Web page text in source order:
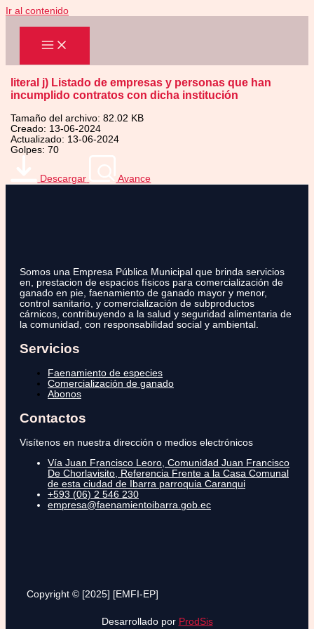
Ir al contenido
literal j) Listado de empresas y personas que han
incumplido contratos con dicha institución
Tamaño del archivo: 82.02 KB
Creado: 13-06-2024
Actualizado: 13-06-2024
Golpes: 70
Descargar Avance
Somos una Empresa Pública Municipal que brinda servicios
en, prestacion de espacios físicos para comercialización de
ganado en pie, faenamiento de ganado mayor y menor,
control sanitario, y comercialización de subproductos
cárnicos, contribuyendo a la salud y seguridad alimentaria de
la comunidad, con responsabilidad social y ambiental.
Servicios
Faenamiento de especies
Comercialización de ganado
Abonos
Contactos
Visítenos en nuestra dirección o medios electrónicos
Vía Juan Francisco Leoro, Comunidad Juan Francisco
De Chorlavisito, Referencia Frente a la Casa Comunal
de esta ciudad de Ibarra parroquia Caranqui
+593 (06) 2 546 230
empresa@faenamientoibarra.gob.ec
Copyright © [2025] [EMFI-EP]
Desarrollado por ProdSis